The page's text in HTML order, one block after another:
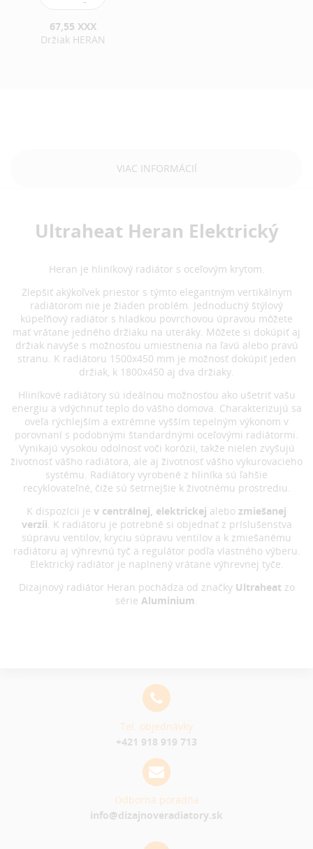
67,55 XXX
Držiak HERAN
VIAC INFORMÁCIÍ
Ultraheat Heran Elektrický
Heran je hliníkový radiátor s oceľovým krytom.
Zlepšiť akýkoľvek priestor s týmto elegantným vertikálnym
radiátorom nie je žiaden problém. Jednoduchý štýlový
kúpeľňový radiátor s hladkou povrchovou úpravou môžete
mať vrátane jedného držiaku na uteráky. Môžete si dokúpiť aj
držiak navyše s možnosťou umiestnenia na ľavú alebo pravú
stranu. K radiátoru 1500x450 mm je možnosť dokúpiť jeden
držiak, k 1800x450 aj dva držiaky.
Hliníkové radiátory sú ideálnou možnosťou ako ušetriť vašu
energiu a vdýchnuť teplo do vášho domova. Charakterizujú sa
oveľa rýchlejším a extrémne vyšším tepelným výkonom v
porovnaní s podobnými štandardnými oceľovými radiátormi.
Vynikajú vysokou odolnosť voči korózii, takže nielen zvyšujú
životnosť vášho radiátora, ale aj životnosť vášho vykurovacieho
systému. Radiátory vyrobené z hliníka sú ľahšie
recyklovateľné, čiže sú šetrnejšie k životnému prostrediu.
K dispozícii je v centrálnej, elektrickej alebo zmiešanej
verzii. K radiátoru je potrebné si objednať z príslušenstva
súpravu ventilov, kryciu súpravu ventilov a k zmiešanému
radiátoru aj výhrevnú tyč a regulátor podľa vlastného výberu.
Elektrický radiátor je naplnený vrátane výhrevnej tyče.
Dizajnový radiátor Heran pochádza od značky Ultraheatzo
série Aluminium.
Tel. objednávky
+421 918 919 713
Odborná poradňa
info@dizajnoveradiatory.sk